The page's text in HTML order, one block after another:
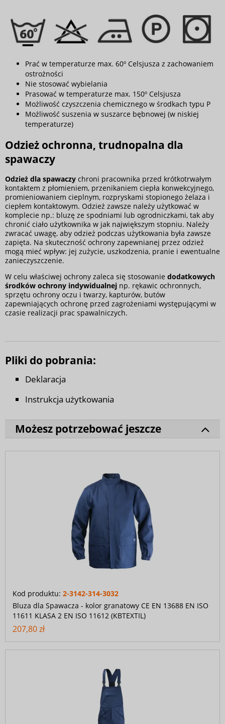
Prać w temperaturze max. 60º Celsjusza z zachowaniem
ostrożności
Nie stosować wybielania
Prasować w temperaturze max. 150º Celsjusza
Możliwość czyszczenia chemicznego w środkach typu P
Możliwość suszenia w suszarce bębnowej (w niskiej
temperaturze)
Odzież ochronna, trudnopalna dla
spawaczy
Odzież dla spawaczy chroni pracownika przed krótkotrwałym
kontaktem z płomieniem, przenikaniem ciepła konwekcyjnego,
promieniowaniem cieplnym, rozpryskami stopionego żelaza i
ciepłem kontaktowym. Odzież zawsze należy użytkować w
komplecie np.: bluzę ze spodniami lub ogrodniczkami, tak aby
chronić ciało użytkownika w jak największym stopniu. Należy
zwracać uwagę, aby odzież podczas użytkowania była zawsze
zapięta. Na skuteczność ochrony zapewnianej przez odzież
mogą mieć wpływ: jej zużycie, uszkodzenia, pranie i ewentualne
zanieczyszczenie.
W celu właściwej ochrony zaleca się stosowanie dodatkowych
środków ochrony indywidualnej np. rękawic ochronnych,
sprzętu ochrony oczu i twarzy, kapturów, butów
zapewniających ochronę przed zagrożeniami występującymi w
czasie realizacji prac spawalniczych.
Pliki do pobrania:
Deklaracja
Instrukcja użytkowania
Możesz potrzebować jeszcze
Kod produktu: 2-3142-314-3032
Bluza dla Spawacza - kolor granatowy CE EN 13688 EN ISO
11611 KLASA 2 EN ISO 11612 (KBTEXTIL)
207,80 zł